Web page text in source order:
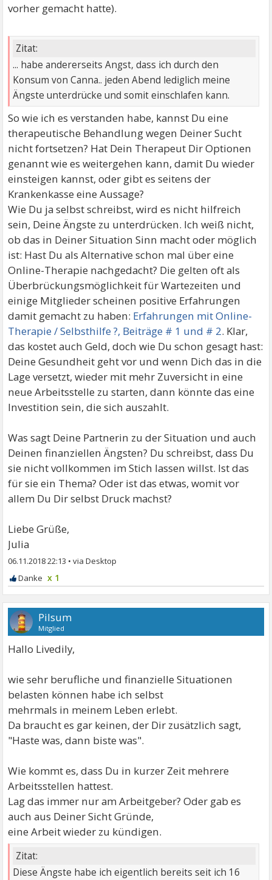
vorher gemacht hatte).
Zitat:
... habe andererseits Angst, dass ich durch den
Konsum von Canna.. jeden Abend lediglich meine
Ängste unterdrücke und somit einschlafen kann.
So wie ich es verstanden habe, kannst Du eine
therapeutische Behandlung wegen Deiner Sucht
nicht fortsetzen? Hat Dein Therapeut Dir Optionen
genannt wie es weitergehen kann, damit Du wieder
einsteigen kannst, oder gibt es seitens der
Krankenkasse eine Aussage?
Wie Du ja selbst schreibst, wird es nicht hilfreich
sein, Deine Ängste zu unterdrücken. Ich weiß nicht,
ob das in Deiner Situation Sinn macht oder möglich
ist: Hast Du als Alternative schon mal über eine
Online-Therapie nachgedacht? Die gelten oft als
Überbrückungsmöglichkeit für Wartezeiten und
einige Mitglieder scheinen positive Erfahrungen
damit gemacht zu haben: Erfahrungen mit Online-
Therapie / Selbsthilfe ?, Beiträge # 1 und # 2. Klar,
das kostet auch Geld, doch wie Du schon gesagt hast:
Deine Gesundheit geht vor und wenn Dich das in die
Lage versetzt, wieder mit mehr Zuversicht in eine
neue Arbeitsstelle zu starten, dann könnte das eine
Investition sein, die sich auszahlt.
Was sagt Deine Partnerin zu der Situation und auch
Deinen finanziellen Ängsten? Du schreibst, dass Du
sie nicht vollkommen im Stich lassen willst. Ist das
für sie ein Thema? Oder ist das etwas, womit vor
allem Du Dir selbst Druck machst?
Liebe Grüße,
Julia
06.11.2018 22:13 •
x 1
Pilsum
Mitglied
Hallo Livedily,
wie sehr berufliche und finanzielle Situationen
belasten können habe ich selbst
mehrmals in meinem Leben erlebt.
Da braucht es gar keinen, der Dir zusätzlich sagt,
"Haste was, dann biste was".
Wie kommt es, dass Du in kurzer Zeit mehrere
Arbeitsstellen hattest.
Lag das immer nur am Arbeitgeber? Oder gab es
auch aus Deiner Sicht Gründe,
eine Arbeit wieder zu kündigen.
Zitat:
Diese Ängste habe ich eigentlich bereits seit ich 16